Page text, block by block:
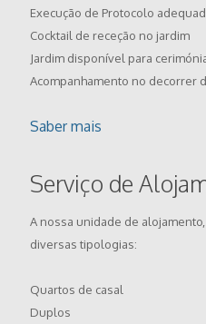
Execução de Protocolo
Cocktail de receção no jardim
Jardim disponível para
Acompanhamento no decorrer
Saber mais
Serviço de
A nossa unidade de
diversas tipologias:
Quartos de casal
Duplos